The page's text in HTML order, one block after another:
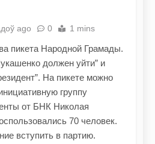
ago 0 1 mins
пикета Народной Грамады.
должен уйти” и
На пикете можно
группу
от БНК Николая
70 человек.
вступить в партию.